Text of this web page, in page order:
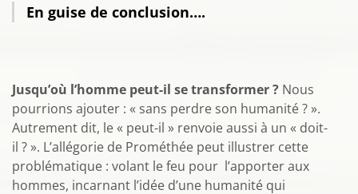
En guise de conclusion….
Jusqu’où l’homme peut-il se transformer ? Nous
pourrions ajouter : « sans perdre son humanité ? ».
Autrement dit, le « peut-il » renvoie aussi à un « doit-
il ? ». L’allégorie de Prométhée peut illustrer cette
problématique : volant le feu pour l’apporter aux
hommes, incarnant l’idée d’une humanité qui